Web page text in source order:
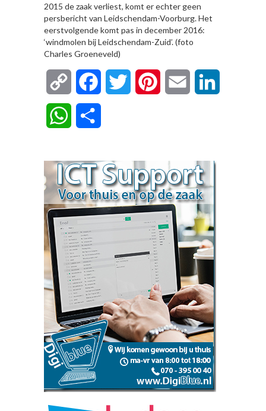
2015 de zaak verliest, komt er echter geen
persbericht van Leidschendam-Voorburg. Het
eerstvolgende komt pas in december 2016:
‘windmolen bij Leidschendam-Zuid’. (foto
Charles Groeneveld)
Copy
Link
FacebookTwitter Pinterest Email
WhatsApp